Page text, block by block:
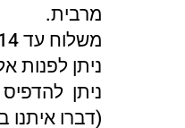
מרבית.
משלוח עד 14 ימי עסקים (איסוף עצמי 3 ימי עסקים).
ניתן לפנות
ניתן
(דברו איתנו